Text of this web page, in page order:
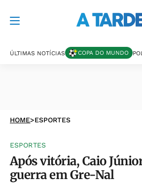
ÚLTIMAS NOTÍCIAS COPA DO MUNDO
HOME>ESPORTES
ESPORTES
Após vitória, Caio
guerra em Gre-Nal